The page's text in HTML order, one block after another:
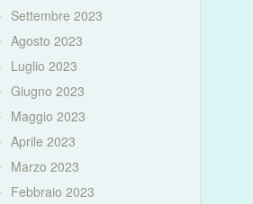
Settembre 2023
Agosto 2023
Luglio 2023
Giugno 2023
Maggio 2023
Aprile 2023
Marzo 2023
Febbraio 2023